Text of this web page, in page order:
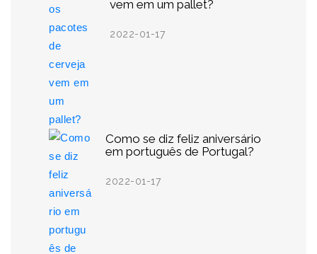
vem em um pallet?
2022-01-17
Como se diz feliz aniversário
em português de Portugal?
2022-01-17